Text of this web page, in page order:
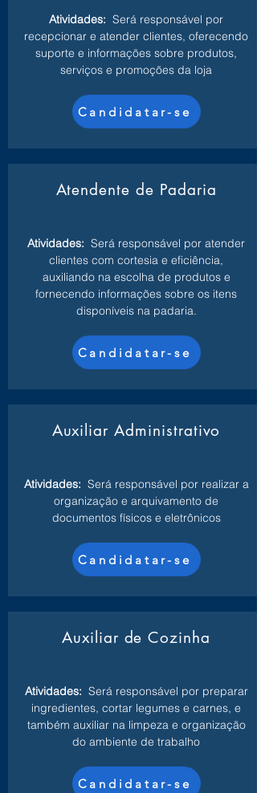
Atividades: Será responsável por
recepcionar e atender clientes, oferecendo
suporte e informações sobre produtos,
serviços e promoções da loja
Candidatar-se
Atendente de Padaria
Atividades: Será responsável por atender
clientes com cortesia e eficiência,
auxiliando na escolha de produtos e
fornecendo informações sobre os itens
disponíveis na padaria.
Candidatar-se
Auxiliar Administrativo
Atividades: Será responsável por realizar a
organização e arquivamento de
documentos físicos e eletrônicos
Candidatar-se
Auxiliar de Cozinha
Atividades: Será responsável por preparar
ingredientes, cortar legumes e carnes, e
também auxiliar na limpeza e organização
do ambiente de trabalho
Candidatar-se